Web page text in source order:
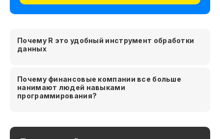
Почему R это удобный инструмент обработки
данных
Почему финансовые компании все больше
нанимают людей навыками
программирования?